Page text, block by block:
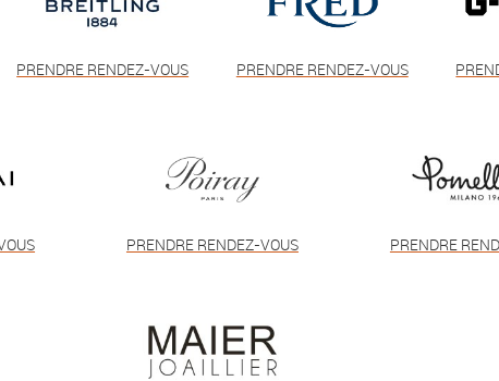
PRENDRE RENDEZ-VOUS PRENDRE RENDEZ-VOUS
PRENDRE RENDEZ-VOUS PRENDRE